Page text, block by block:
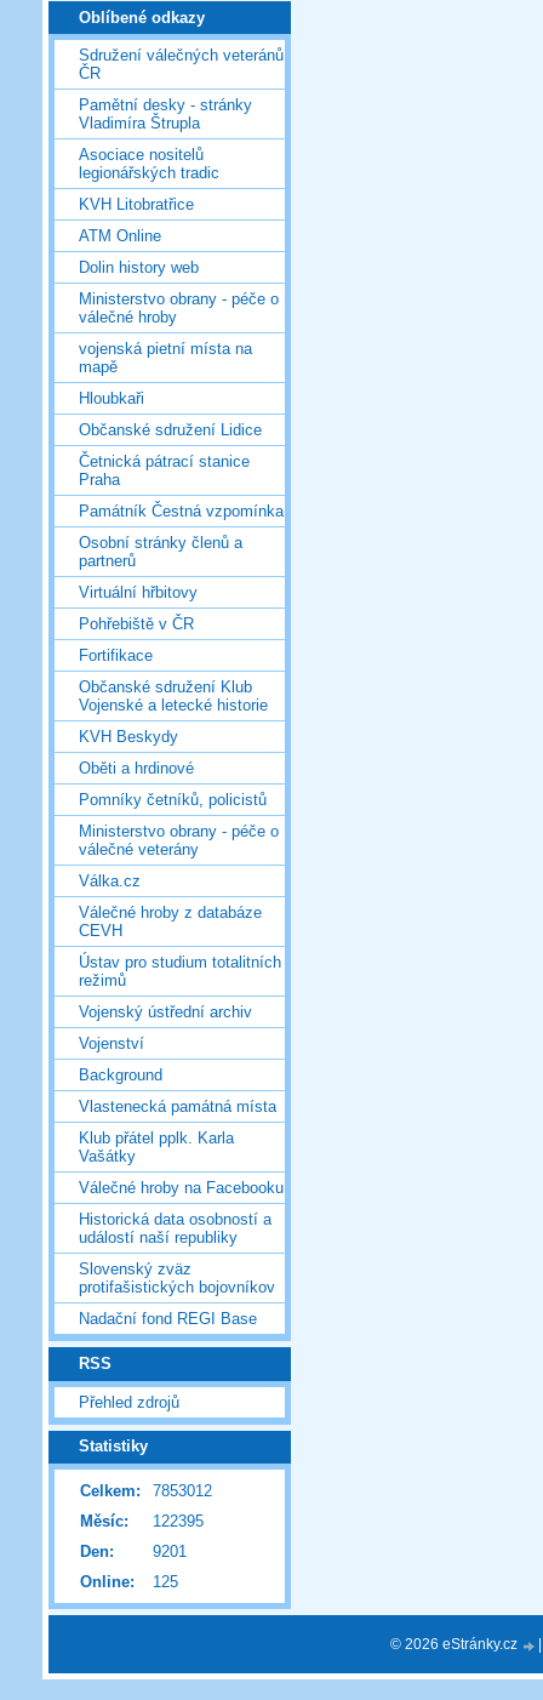
Oblíbené odkazy
Sdružení válečných veteránů
ČR
Pamětní desky - stránky
Vladimíra Štrupla
Asociace nositelů
legionářských tradic
KVH Litobratřice
ATM Online
Dolin history web
Ministerstvo obrany - péče o
válečné hroby
vojenská pietní místa na
mapě
Hloubkaři
Občanské sdružení Lidice
Četnická pátrací stanice
Praha
Památník Čestná vzpomínka
Osobní stránky členů a
partnerů
Virtuální hřbitovy
Pohřebiště v ČR
Fortifikace
Občanské sdružení Klub
Vojenské a letecké historie
KVH Beskydy
Oběti a hrdinové
Pomníky četníků, policistů
Ministerstvo obrany - péče o
válečné veterány
Válka.cz
Válečné hroby z databáze
CEVH
Ústav pro studium totalitních
režimů
Vojenský ústřední archiv
Vojenství
Background
Vlastenecká památná místa
Klub přátel pplk. Karla
Vašátky
Válečné hroby na Facebooku
Historická data osobností a
událostí naší republiky
Slovenský zväz
protifašistických bojovníkov
Nadační fond REGI Base
RSS
Přehled zdrojů
Statistiky
Online: 125
Celkem:
7853012
Měsíc:
122395
Den:
9201
© 2026 eStránky.cz